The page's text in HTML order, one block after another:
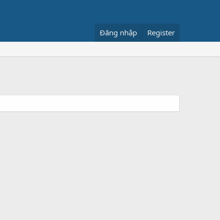
Đăng nhập Register